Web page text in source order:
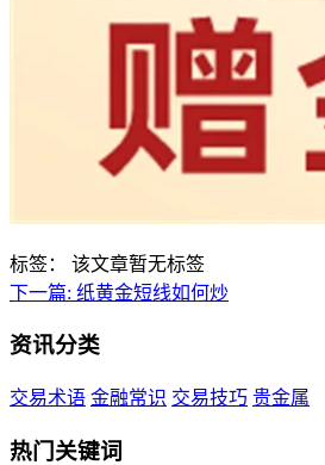
标签：
该文章暂无标签
下一篇: 纸黄金短线如何炒
资讯分类
交易术语 金融常识 交易技巧 贵金属
热门关键词